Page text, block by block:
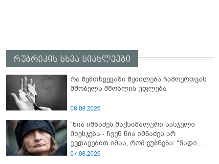
რუბრიკის სხვა სიახლეები
რა შემთხვევაში შეიძლება ჩამოერთვას
მშობელს მშობლის უფლება
08.08.2026
“ნია იმნაძეს მაქსიმალური სასჯელი
მიესჯება - ჩვენ ნია იმნაძეს არ
ვედავებით იმას, რომ ეუბნება: “წადი,
მოკალი“, ეს დაკვეთაა, ჩვენ ვამბობთ,
07.08.2026